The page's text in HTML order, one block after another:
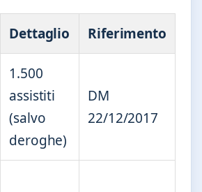
Dettaglio Riferimento
1.500
assistiti
(salvo
deroghe)
DM
22/12/2017